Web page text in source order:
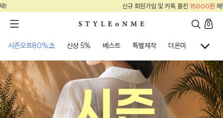
신규 회원가입
카톡 플친
0
시즌오프80%⛱ 신상 5% 베스트 특별제작 더온미 골프웨어